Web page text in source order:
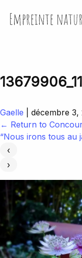
Empreinte
Gaelle
décembre 3,
← Return to
“Nous irons tous au
‹
›